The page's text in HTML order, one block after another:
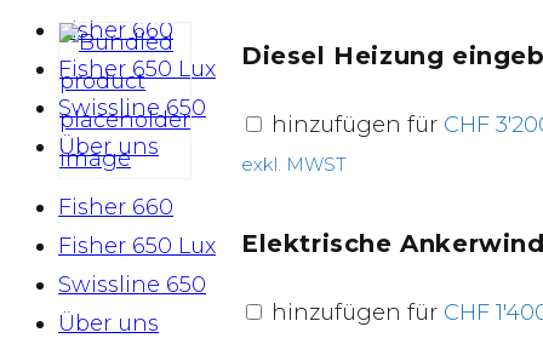
Fisher 660
Fisher 650 Lux
Swissline 650
Über uns
Fisher 660
Fisher 650 Lux
Swissline 650
Über uns
Diesel Heizung
hinzufügen für CHF
exkl. MWST
Elektrische
hinzufügen für CHF